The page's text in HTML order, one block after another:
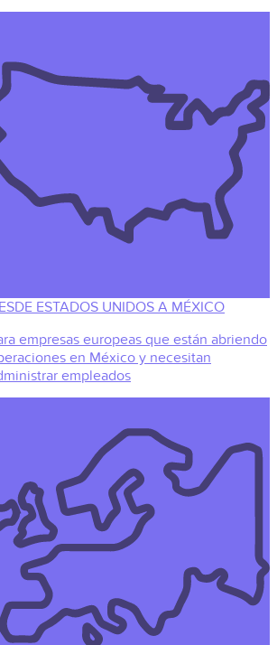
ESTADOS UNIDOS A MÉXICO
empresas europeas que están abriendo
en México y necesitan
empleados